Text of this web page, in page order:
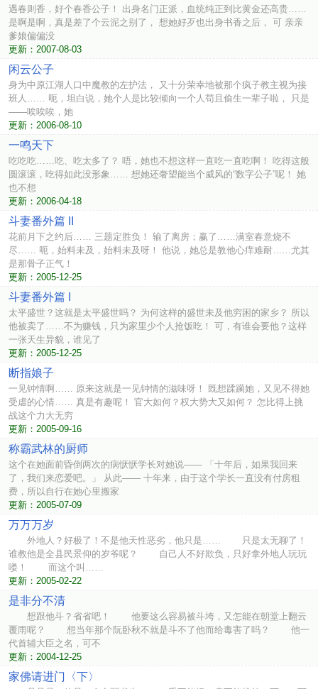
遇春则香，好个春香公子！ 出身名门正派，血统纯正到比黄金还高贵……
是啊是啊，真是差了个云泥之别了， 想她好歹也出身书香之后， 可 亲亲
爹娘偏偏没
更新：2007-08-03
闲云公子
身为中原江湖人口中魔教的左护法， 又十分荣幸地被那个疯子教主视为接
班人…… 呃，坦白说，她个人是比较倾向一个人苟且偷生一辈子啦， 只是
——唉唉唉，她
更新：2006-08-10
一鸣天下
吃吃吃……吃、吃太多了？ 唔，她也不想这样一直吃一直吃啊！ 吃得这般
圆滚滚，吃得如此没形象…… 想她还奢望能当个威风的“数字公子”呢！ 她
也不想
更新：2006-04-18
斗妻番外篇 II
花前月下之约后…… 三题定胜负！ 输了离房；赢了……满室春意烧不
尽…… 呃，始料未及，始料未及呀！ 他说，她总是教他心痒难耐……尤其
是那骨子正气！
更新：2005-12-25
斗妻番外篇 I
太平盛世？这就是太平盛世吗？ 为何这样的盛世未及他穷困的家乡？ 所以
他被卖了……不为赚钱，只为家里少个人抢饭吃！ 可，有谁会要他？这样
一张天生异貌，谁见了
更新：2005-12-25
断指娘子
一见钟情啊…… 原来这就是一见钟情的滋味呀！ 既想蹂躏她，又见不得她
受虐的心情…… 真是有趣呢！ 官大如何？权大势大又如何？ 怎比得上挑
战这个力大无穷
更新：2005-09-16
称霸武林的厨师
这个在她面前昏倒两次的病恹恹学长对她说—— 「十年后，如果我回来
了，我们来恋爱吧。」 从此—— 十年来，由于这个学长一直没有付房租
费，所以自行在她心里搬家
更新：2005-07-09
万万万岁
外地人？好极了！不是他天性恶劣，他只是…… 只是太无聊了！
谁教他是全县民景仰的岁爷呢？ 自己人不好欺负，只好拿外地人玩玩
喽！ 而这个叫……
更新：2005-02-22
是非分不清
想跟他斗？省省吧！ 他要这么容易被斗垮，又怎能在朝堂上翻云
覆雨呢？ 想当年那个阮卧秋不就是斗不了他而给毒害了吗？ 他一
代首辅大臣之名，可不
更新：2004-12-25
家佛请进门〈下〉